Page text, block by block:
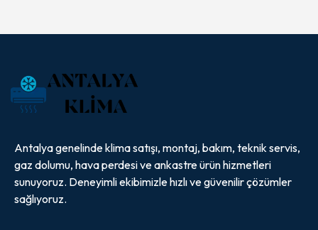
Antalya genelinde klima satışı, montaj, bakım, teknik servis,
gaz dolumu, hava perdesi ve ankastre ürün hizmetleri
sunuyoruz. Deneyimli ekibimizle hızlı ve güvenilir çözümler
sağlıyoruz.